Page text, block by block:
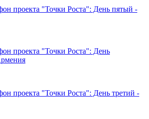
проекта "Точки Роста": День пятый -
проекта "Точки Роста": День
проекта "Точки Роста": День третий -